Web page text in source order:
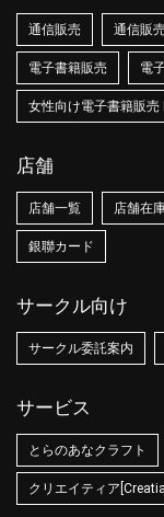
通信販売 通信販
電子書籍販売 電
女性向け電子書籍販売
店舗
店舗一覧 店舗在
銀聯カード
サークル向け
サークル委託案内
サービス
とらのあなクラフト
クリエイティア[Creatia]